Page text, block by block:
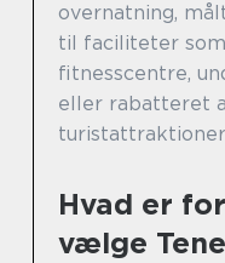
overnatning,
til faciliteter
fitnesscentre,
eller rabatteret
Hvad er
vælge